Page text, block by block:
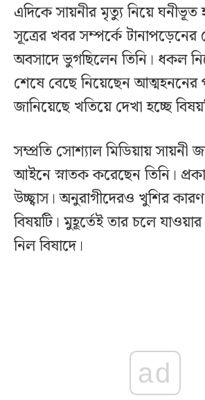
এদিকে সায়নীর মৃত্যু নিয়ে ঘনীভূত
সূত্রের খবর সম্পর্কে
অবসাদে ভুগছিলেন তিনি। ধকল
শেষে বেছে নিয়েছেন
জানিয়েছে খতিয়ে দেখা হচ্ছে
সম্প্রতি সোশ্যাল মিডিয়ায় সায়নী
আইনে স্নাতক করেছেন তিনি।
উচ্ছ্বাস। অনুরাগীদেরও খুশির
বিষয়টি। মুহূর্তেই তার চলে
নিল বিষাদে।
ad